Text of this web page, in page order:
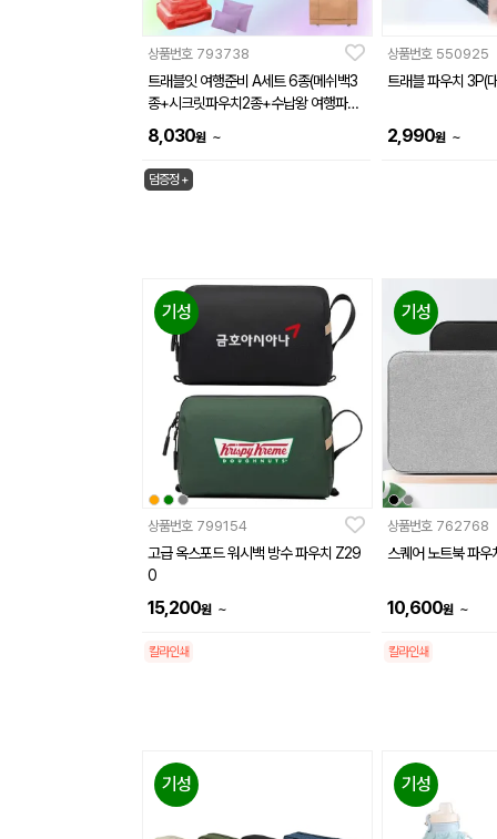
상품번호 793738
트래블잇 여행준비 A세트 6종(메쉬백3
종+시크릿파우치2종+수납왕 여행파우
치)
8,030원 ~
덤증정 +
상품번호 550925
트래블 파우치 3P(
2,990원 ~
기성
상품번호 799154
고급 옥스포드 워시백 방수 파우치 Z29
0
15,200원 ~
칼라인쇄
기성
상품번호 762768
스퀘어 노트북 파우
10,600원 ~
칼라인쇄
기성 기성